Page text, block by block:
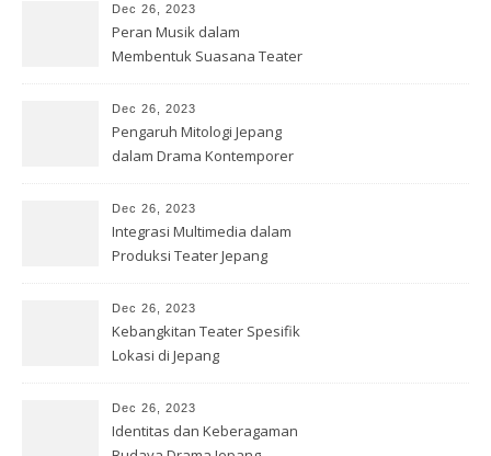
Dec 26, 2023
Peran Musik dalam
Membentuk Suasana Teater
Dec 26, 2023
Pengaruh Mitologi Jepang
dalam Drama Kontemporer
Dec 26, 2023
Integrasi Multimedia dalam
Produksi Teater Jepang
Dec 26, 2023
Kebangkitan Teater Spesifik
Lokasi di Jepang
Dec 26, 2023
Identitas dan Keberagaman